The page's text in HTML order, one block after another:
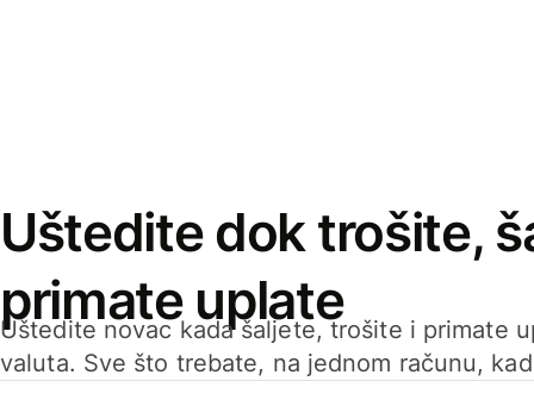
Uštedite dok trošite,
primate uplate
Uštedite novac kada šaljete, trošite i primate
valuta. Sve što trebate, na jednom računu,